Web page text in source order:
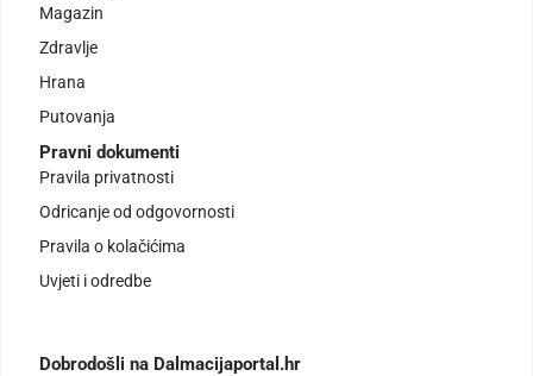
Magazin
Zdravlje
Hrana
Putovanja
Pravni dokumenti
Pravila privatnosti
Odricanje od odgovornosti
Pravila o kolačićima
Uvjeti i odredbe
Dobrodošli na Dalmacijaportal.hr